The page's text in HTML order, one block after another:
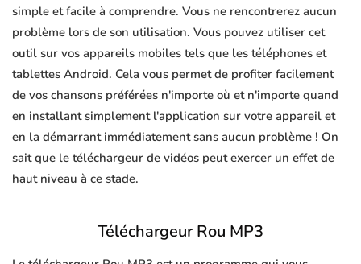
simple et facile à comprendre. Vous ne rencontrerez aucun
problème lors de son utilisation. Vous pouvez utiliser cet
outil sur vos appareils mobiles tels que les téléphones et
tablettes Android. Cela vous permet de profiter facilement
de vos chansons préférées n'importe où et n'importe quand
en installant simplement l'application sur votre appareil et
en la démarrant immédiatement sans aucun problème ! On
sait que le téléchargeur de vidéos peut exercer un effet de
haut niveau à ce stade.
Téléchargeur Rou MP3